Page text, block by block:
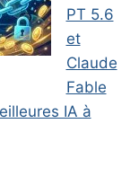
PT 5.6
et
Claude
Fable
IA à